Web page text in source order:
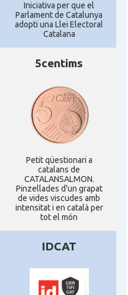
Iniciativa per que el
Parlament de Catalunya
adopti una Llei Electoral
Catalana
5centims
Petit qüestionari a
catalans de
CATALANSALMON.
Pinzellades d'un grapat
de vides viscudes amb
intensitat i en català per
tot el món
IDCAT